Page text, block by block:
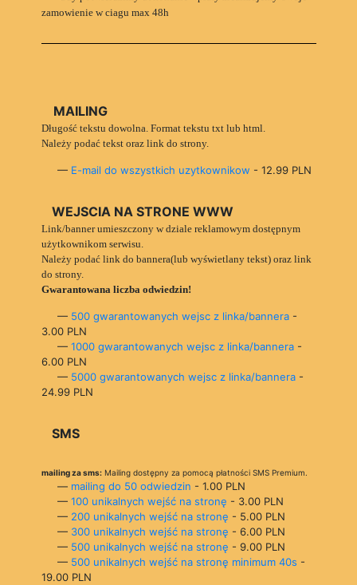
zamowienie w ciagu max 48h
MAILING
Długość tekstu dowolna. Format tekstu txt lub html.
Należy podać tekst oraz link do strony.
— E-mail do wszystkich uzytkownikow - 12.99 PLN
WEJSCIA NA STRONE WWW
Link/banner umieszczony w dziale reklamowym dostępnym
użytkownikom serwisu.
Należy podać link do bannera(lub wyświetlany tekst) oraz link
do strony.
Gwarantowana liczba odwiedzin!
— 500 gwarantowanych wejsc z linka/bannera-
3.00 PLN
— 1000 gwarantowanych wejsc z linka/bannera-
6.00 PLN
— 5000 gwarantowanych wejsc z linka/bannera-
24.99 PLN
SMS
mailing za sms:Mailing dostępny za pomocą płatności SMS Premium.
— mailing do 50 odwiedzin - 1.00 PLN
— 100 unikalnych wejść na stronę - 3.00 PLN
— 200 unikalnych wejść na stronę - 5.00 PLN
— 300 unikalnych wejść na stronę - 6.00 PLN
— 500 unikalnych wejść na stronę - 9.00 PLN
— 500 unikalnych wejść na stronę minimum 40s -
19.00 PLN